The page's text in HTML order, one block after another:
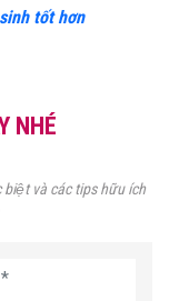
tốt hơn
NHÉ
và các tips hữu ích